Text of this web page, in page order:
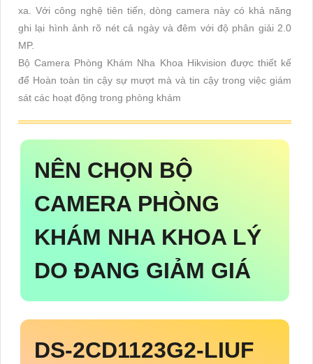
xa. Với công nghệ tiên tiến, dòng camera này có khả năng
ghi lại hình ảnh rõ nét cả ngày và đêm với độ phân giải 2.0
MP.
Bộ Camera Phòng Khám Nha Khoa Hikvision được thiết kế
để Hoàn toàn tin cậy sự mượt mà và tin cậy trong việc giám
sát các hoạt động trong phòng khám
NÊN CHỌN BỘ
CAMERA PHÒNG
KHÁM NHA KHOA LÝ
DO ĐANG GIẢM GIÁ
DS-2CD1123G2-LIUF